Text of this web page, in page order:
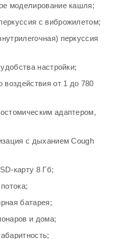
батарея;
и дома;
II
мундштуком,
виброжилетом
управление
(опция))
моделирование кашля;
с виброжилетом;
перкуссия
настройки;
воздействия от 1 до 780
адаптером,
с дыханием Cough
карту 8 Гб;
батарея;
и дома;